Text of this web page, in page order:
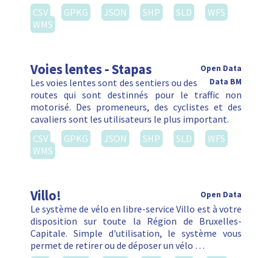
CSV
GPKG JSON SHP SLD
WFS
WMS
Voies lentes - Stapas
Open Data
Data BM
Les voies lentes sont des sentiers ou des
routes qui sont destinnés pour le traffic non
motorisé. Des promeneurs, des cyclistes et des
cavaliers sont les utilisateurs le plus important.
CSV
GPKG JSON SHP SLD
WFS
WMS
Villo! Open Data
Le système de vélo en libre-service Villo est à votre
disposition sur toute la Région de Bruxelles-
Capitale. Simple d'utilisation, le système vous
permet de retirer ou de déposer un vélo …